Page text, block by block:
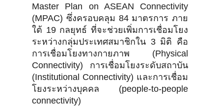
Master Plan on ASEAN Connectivity
(MPAC) ซึ่งครอบคลุม 84 มาตรการ ภาย
ใต้ 19 กลยุทธ์ ที่จะช่วยเพิ่มการเชื่อมโยง
ระหว่างกลุ่มประเทศสมาชิกใน 3 มิติ คือ
การเชื่อมโยงทางกายภาพ (Physical
Connectivity) การเชื่อมโยงระดับสถาบัน
(Institutional Connectivity) และการเชื่อม
โยงระหว่างบุคคล (people-to-people
connectivity)